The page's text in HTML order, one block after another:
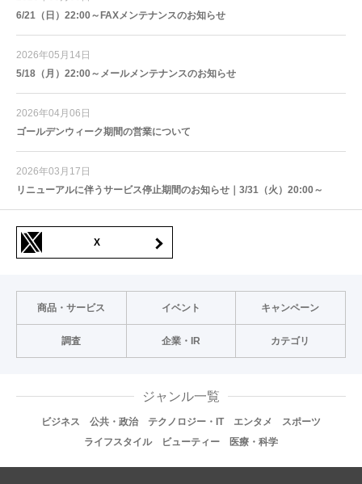
6/21（日）22:00～FAXメンテナンスのお知らせ
2026年05月14日
5/18（月）22:00～メールメンテナンスのお知らせ
2026年04月06日
ゴールデンウィーク期間の営業について
2026年03月17日
リニューアルに伴うサービス停止期間のお知らせ｜3/31（火）20:00～
X
商品・サービス イベント キャンペーン
調査 企業・IR カテゴリ
ジャンル一覧
ビジネス 公共・政治 テクノロジー・IT エンタメ
スポーツ
ライフスタイル
ビューティー 医療・科学